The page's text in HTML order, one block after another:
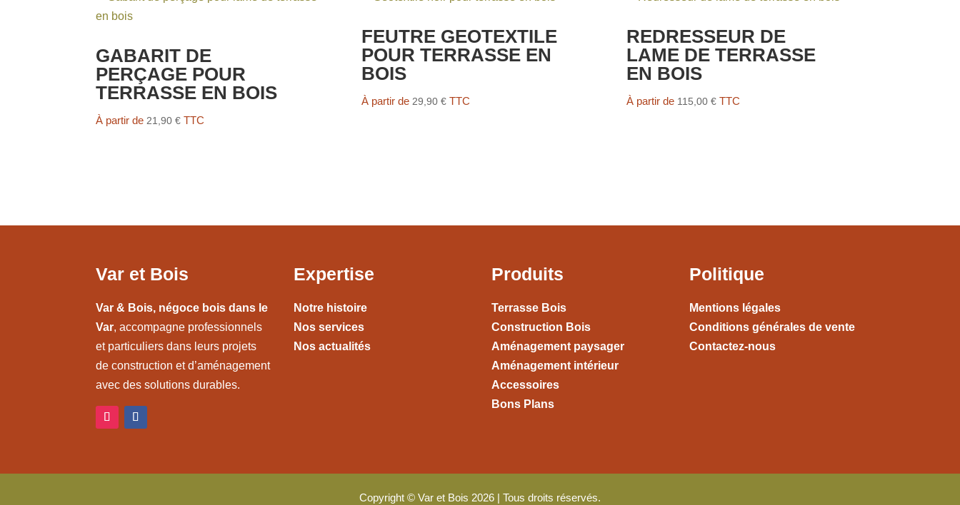
GABARIT DE
PERÇAGE POUR
TERRASSE EN BOIS
À partir de 21,90€ TTC
FEUTRE GEOTEXTILE
POUR TERRASSE EN
BOIS
À partir de 29,90 € TTC
REDRESSEUR DE
LAME DE TERRASSE
EN BOIS
À partir de 115,00€ TTC
Var et Bois
Var & Bois, négoce bois dans le
Var, accompagne professionnels
et particuliers dans leurs projets
de construction et d’aménagement
avec des solutions durables.
Expertise
Notre histoire
Nos services
Nos actualités
Produits
Terrasse Bois
Construction Bois
Aménagement paysager
Aménagement intérieur
Accessoires
Bons Plans
Politique
Mentions légales
Conditions générales de vente
Contactez-nous
Copyright © Var et Bois 2026 | Tous droits réservés.